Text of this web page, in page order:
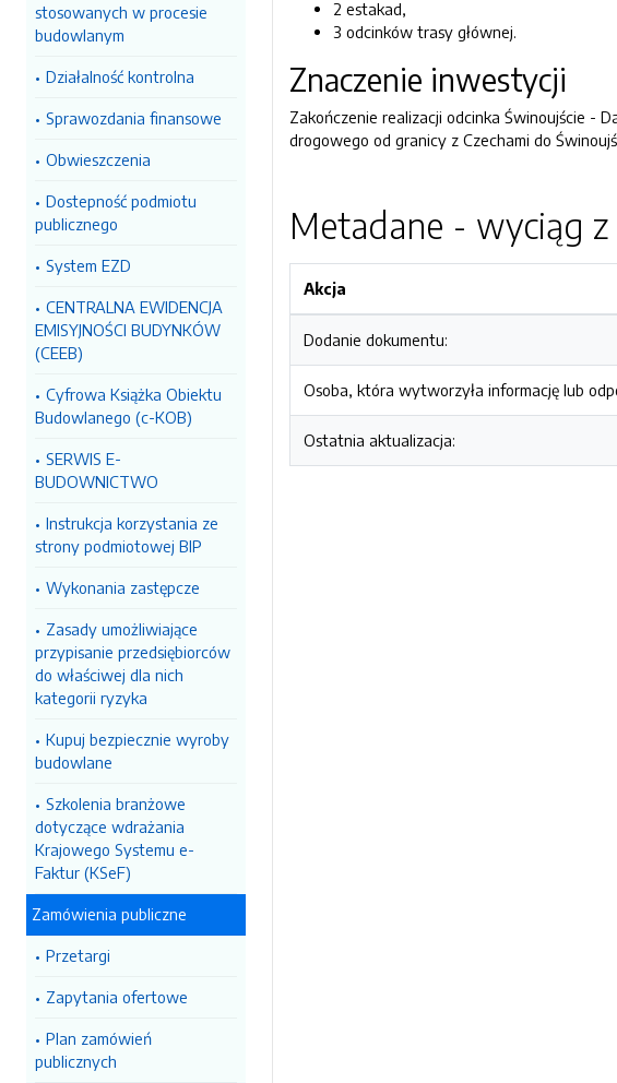
stosowanych w procesie
budowlanym
Działalność kontrolna
Sprawozdania finansowe
Obwieszczenia
Dostepność podmiotu
publicznego
System EZD
CENTRALNA EWIDENCJA
EMISYJNOŚCI BUDYNKÓW
(CEEB)
Cyfrowa Książka Obiektu
Budowlanego (c-KOB)
SERWIS E-
BUDOWNICTWO
Instrukcja korzystania ze
strony podmiotowej BIP
Wykonania zastępcze
Zasady umożliwiające
przypisanie przedsiębiorców
do właściwej dla nich
kategorii ryzyka
Kupuj bezpiecznie wyroby
budowlane
Szkolenia branżowe
dotyczące wdrażania
Krajowego Systemu e-
Faktur (KSeF)
Zamówienia publiczne
Przetargi
Zapytania ofertowe
Plan zamówień
publicznych
2 estakad,
3 odcinków trasy głównej.
Znaczenie inwestycji
Zakończenie realizacji odcinka Świnoujście -
drogowego od granicy z Czechami do
Metadane - wyciąg
Akcja
Dodanie dokumentu:
Osoba, która wytworzyła informację lub
Ostatnia aktualizacja: